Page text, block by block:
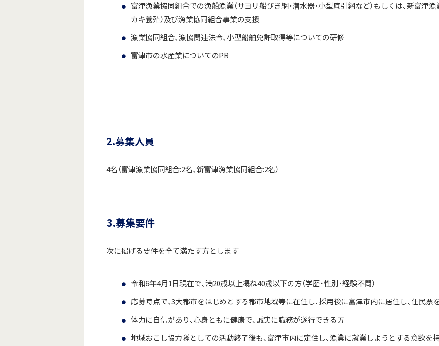
富津漁業協同組合での漁船漁業（サヨリ船びき網・潜水器・小型底引網など）もしくは、新富津
カキ養殖）及び漁業協同組合事業の支援
漁業協同組合、漁協関連法令、小型船舶免許取得等についての研修
富津市の水産業についてのPR
2.募集人員
4名（富津漁業協同組合:2名、新富津漁業協同組合:2名）
3.募集要件
次に掲げる要件を全て満たす方とします
令和6年4月1日現在で、満20歳以上概ね40歳以下の方（学歴・性別・経験不問）
応募時点で、3大都市をはじめとする都市地域等に在住し、採用後に富津市内に居住し、住民票
体力に自信があり、心身ともに健康で、誠実に職務が遂行できる方
地域おこし協力隊としての活動終了後も、富津市内に定住し、漁業に就業しようとする意欲を